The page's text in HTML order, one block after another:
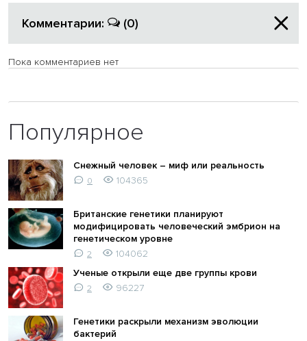
Комментарии: (0)
Пока комментариев нет
Популярное
Снежный человек – миф или реальность
0 104365
Британские генетики планируют
модифицировать человеческий эмбрион на
генетическом уровне
2
104062
Ученые открыли еще две группы крови
2 96227
Генетики раскрыли механизм эволюции
бактерий